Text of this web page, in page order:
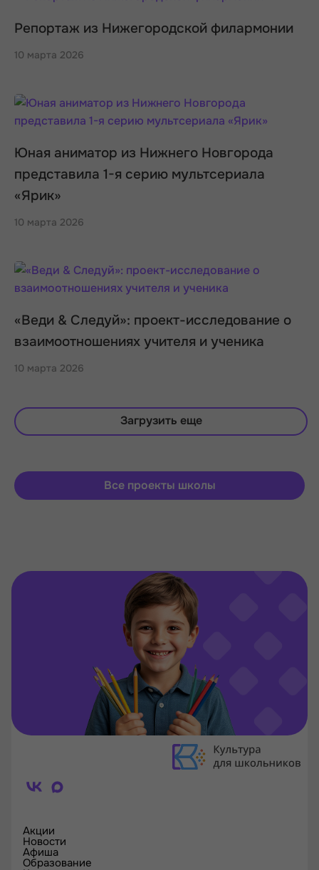
Репортаж из Нижегородской филармонии
10 марта 2026
Юная аниматор из Нижнего Новгорода
представила 1-я серию мультсериала
«Ярик»
10 марта 2026
«Веди & Следуй»: проект-исследование о
взаимоотношениях учителя и ученика
10 марта 2026
Загрузить еще
Все проекты школы
Акции
Новости
Афиша
Образование